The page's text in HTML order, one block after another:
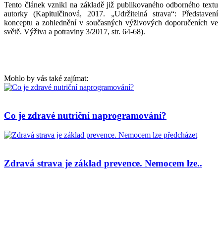
Tento článek vznikl na základě již publikovaného odborného textu
autorky (Kapitulčinová, 2017. „Udržitelná strava“: Představení
konceptu a zohlednění v současných výživových doporučeních ve
světě. Výživa a potraviny 3/2017, str. 64-68).
Mohlo by vás také zajímat:
Co je zdravé nutriční naprogramování?
Zdravá strava je základ prevence. Nemocem lze..